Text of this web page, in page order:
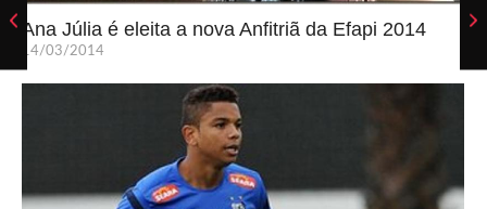
Ana Júlia é eleita a nova Anfitriã da Efapi 2014
14/03/2014